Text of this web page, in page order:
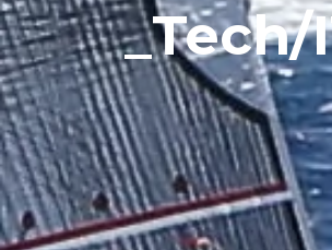
_Tech/